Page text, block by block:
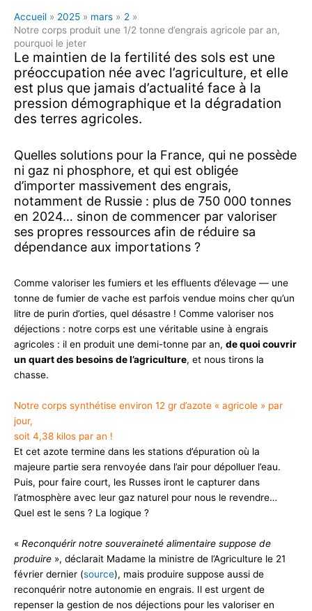
Accueil 2025 mars
2
Notre corps produit une 1/2 tonne d’engrais agricole par an,
pourquoi le jeter
Le maintien de la fertilité des sols est une
préoccupation née avec l’agriculture, et elle
est plus que jamais d’actualité face à la
pression démographique et la dégradation
des terres agricoles.
Quelles solutions pour la France, qui ne possède
ni gaz ni phosphore, et qui est obligée
d’importer massivement des engrais,
notamment de Russie : plus de 750 000 tonnes
en 2024… sinon de commencer par valoriser
ses propres ressources afin de réduire sa
dépendance aux importations ?
Comme valoriser les fumiers et les effluents d’élevage — une
tonne de fumier de vache est parfois vendue moins cher qu’un
litre de purin d’orties, quel désastre ! Comme valoriser nos
déjections : notre corps est une véritable usine à engrais
agricoles : il en produit une demi-tonne par an, de quoi couvrir
un quart des besoins de l’agriculture, et nous tirons la
chasse.
Notre corps synthétise environ 12 gr d’azote « agricole » par
jour,
soit 4,38 kilos par an !
Et cet azote termine dans les stations d’épuration où la
majeure partie sera renvoyée dans l’air pour dépolluer l’eau.
Puis, pour faire court, les Russes iront le capturer dans
l’atmosphère avec leur gaz naturel pour nous le revendre…
Quel est le sens ? La logique ?
« Reconquérir notre souveraineté alimentaire suppose de
produire », déclarait Madame la ministre de l’Agriculture le 21
février dernier (source), mais produire suppose aussi de
reconquérir notre autonomie en engrais. Il est urgent de
repenser la gestion de nos déjections pour les valoriser en